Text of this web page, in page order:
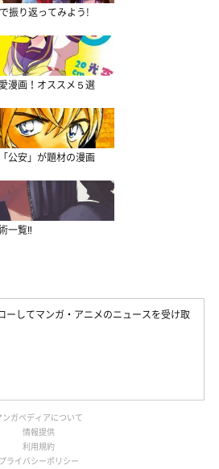
振り返ってみよう!
漫画！オススメ５選
公安」が題材の漫画
一覧‼
ーしてマンガ・アニメのニュースを受け取
ンガペディアについて
情報提供
利用規約
プライバシーポリシー